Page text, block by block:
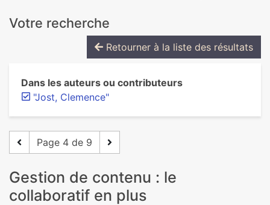
Votre recherche
Retourner à la liste des résultats
Dans les auteurs ou contributeurs
"Jost, Clemence"
Page 4 de 9
Gestion de contenu : le
collaboratif en plus